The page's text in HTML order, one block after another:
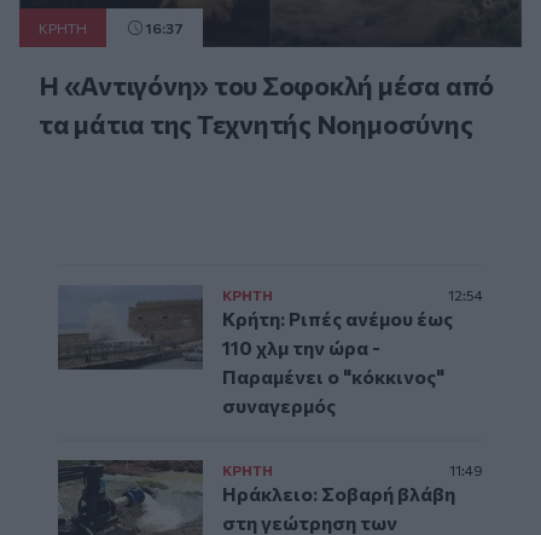
ΚΡΗΤΗ 16:37
Η «Αντιγόνη» του Σοφοκλή μέσα από
τα μάτια της Τεχνητής Νοημοσύνης
ΚΡΗΤΗ 12:54
Κρήτη: Ριπές ανέμου έως
110 χλμ την ώρα -
Παραμένει ο "κόκκινος"
συναγερμός
ΚΡΗΤΗ 11:49
Ηράκλειο: Σοβαρή βλάβη
στη γεώτρηση των